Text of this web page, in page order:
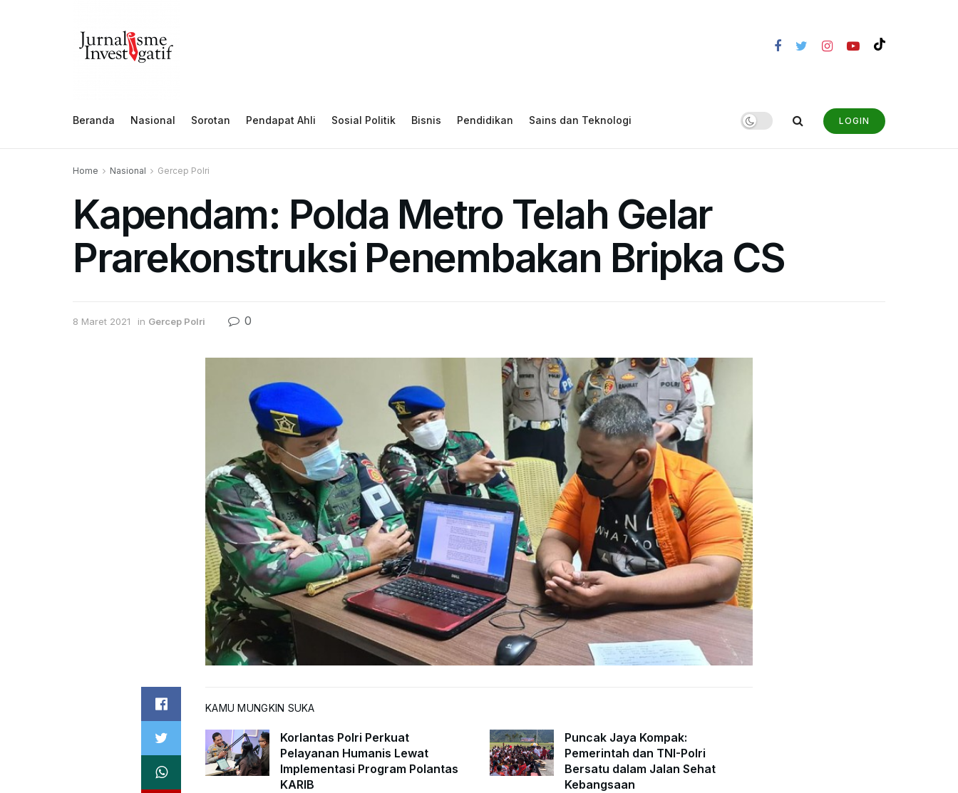
Beranda Nasional Sorotan Pendapat Ahli Sosial Politik Bisnis Pendidikan Sains dan Teknologi LOGIN
Home Nasional Gercep Polri
Kapendam: Polda Metro Telah Gelar
Prarekonstruksi Penembakan Bripka CS
8 Maret 2021 in Gercep Polri 0
KAMU MUNGKIN SUKA
Korlantas Polri Perkuat
Pelayanan Humanis Lewat
Implementasi Program Polantas
KARIB
Puncak Jaya Kompak:
Pemerintah dan TNI-Polri
Bersatu dalam Jalan Sehat
Kebangsaan